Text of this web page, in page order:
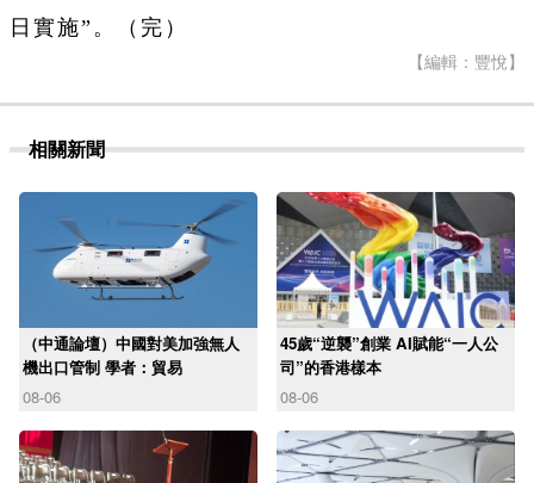
日實施”。（完）
【編輯：豐悅】
相關新聞
（中通論壇）中國對美加強無人
機出口管制 學者：貿易
08-06
45歲“逆襲”創業 AI賦能“一人公
司”的香港樣本
08-06